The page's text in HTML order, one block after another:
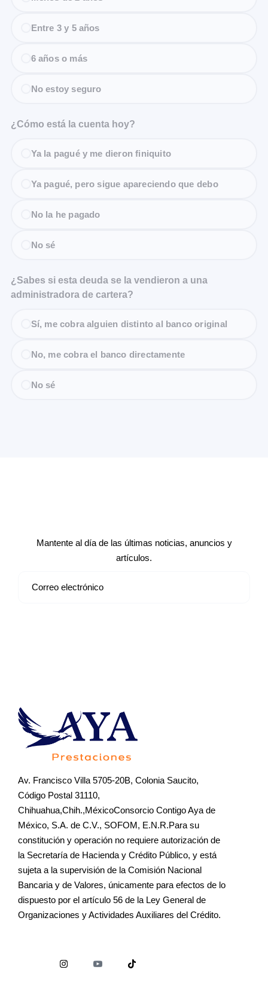
Entre 3 y 5 años
6 años o más
No estoy seguro
¿Cómo está la cuenta hoy?
Ya la pagué y me dieron finiquito
Ya pagué, pero sigue apareciendo que debo
No la he pagado
No sé
¿Sabes si esta deuda se la vendieron a una
administradora de cartera?
Sí, me cobra alguien distinto al banco original
No, me cobra el banco directamente
No sé
Mantente al día de las últimas noticias, anuncios y
artículos.
Av. Francisco Villa 5705-20B, Colonia Saucito,
Código Postal 31110,
Chihuahua,Chih.,MéxicoConsorcio Contigo Aya de
México, S.A. de C.V., SOFOM, E.N.R.Para su
constitución y operación no requiere autorización de
la Secretaría de Hacienda y Crédito Público, y está
sujeta a la supervisión de la Comisión Nacional
Bancaria y de Valores, únicamente para efectos de lo
dispuesto por el artículo 56 de la Ley General de
Organizaciones y Actividades Auxiliares del Crédito.